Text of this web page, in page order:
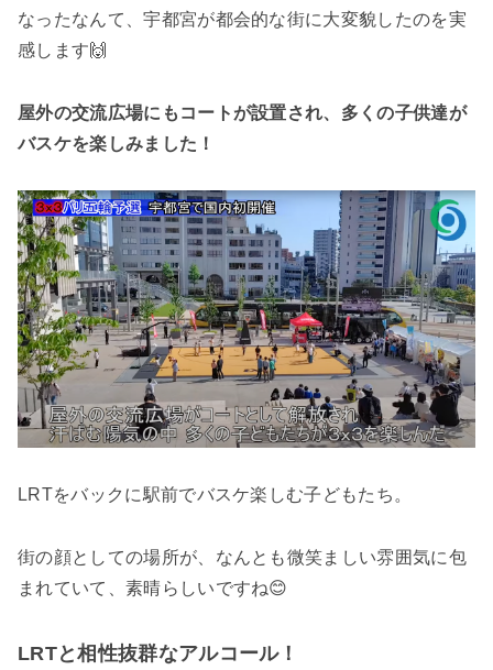
なったなんて、宇都宮が都会的な街に大変貌したのを実
感します🙌
屋外の交流広場にもコートが設置され、多くの子供達が
バスケを楽しみました！
LRTをバックに駅前でバスケ楽しむ子どもたち。
街の顔としての場所が、なんとも微笑ましい雰囲気に包
まれていて、素晴らしいですね😊
LRTと相性抜群なアルコール！